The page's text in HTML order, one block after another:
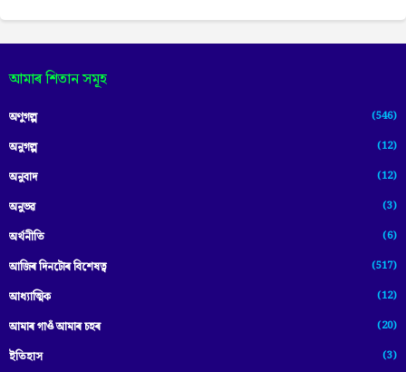
আমাৰ শিতান সমূহ
অণুগল্প (546)
অনুগল্প (12)
অনুবাদ (12)
অনুভৱ (3)
অৰ্থনীতি (6)
আজিৰ দিনটোৰ বিশেষত্ব (517)
আধ্যাত্মিক (12)
আমাৰ গাওঁ আমাৰ চহৰ (20)
ইতিহাস (3)